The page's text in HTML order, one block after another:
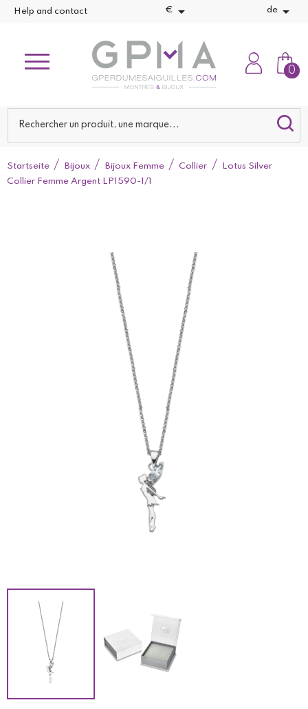
Help and contact €  de 
0
Startseite Bijoux Bijoux Femme Collier
Lotus Silver
Collier Femme Argent LP1590-1/1